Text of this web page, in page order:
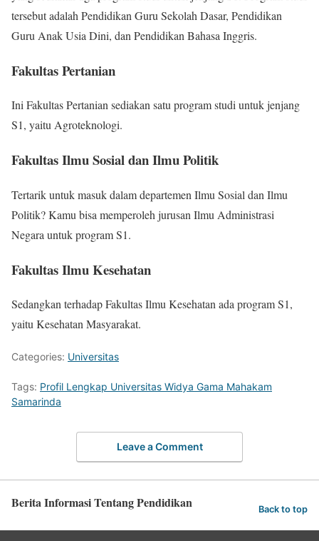
tersebut adalah Pendidikan Guru Sekolah Dasar, Pendidikan
Guru Anak Usia Dini, dan Pendidikan Bahasa Inggris.
Fakultas Pertanian
Ini Fakultas Pertanian sediakan satu program studi untuk jenjang
S1, yaitu Agroteknologi.
Fakultas Ilmu Sosial dan Ilmu Politik
Tertarik untuk masuk dalam departemen Ilmu Sosial dan Ilmu
Politik? Kamu bisa memperoleh jurusan Ilmu Administrasi
Negara untuk program S1.
Fakultas Ilmu Kesehatan
Sedangkan terhadap Fakultas Ilmu Kesehatan ada program S1,
yaitu Kesehatan Masyarakat.
Categories: Universitas
Tags: Profil Lengkap Universitas Widya Gama Mahakam
Samarinda
Leave a Comment
Berita Informasi Tentang Pendidikan Back to top